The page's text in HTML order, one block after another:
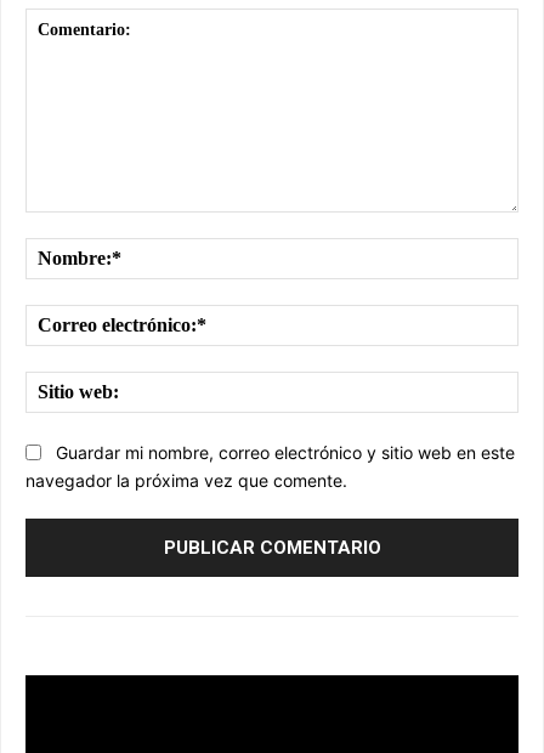
Guardar mi nombre, correo electrónico y sitio web en este
navegador la próxima vez que comente.